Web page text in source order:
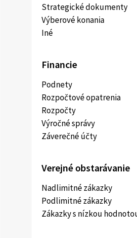
Strategické dokumenty
Výberové konania
Iné
Financie
Podnety
Rozpočtové opatrenia
Rozpočty
Výročné správy
Záverečné účty
Verejné obstarávanie
Nadlimitné zákazky
Podlimitné zákazky
Zákazky s nízkou